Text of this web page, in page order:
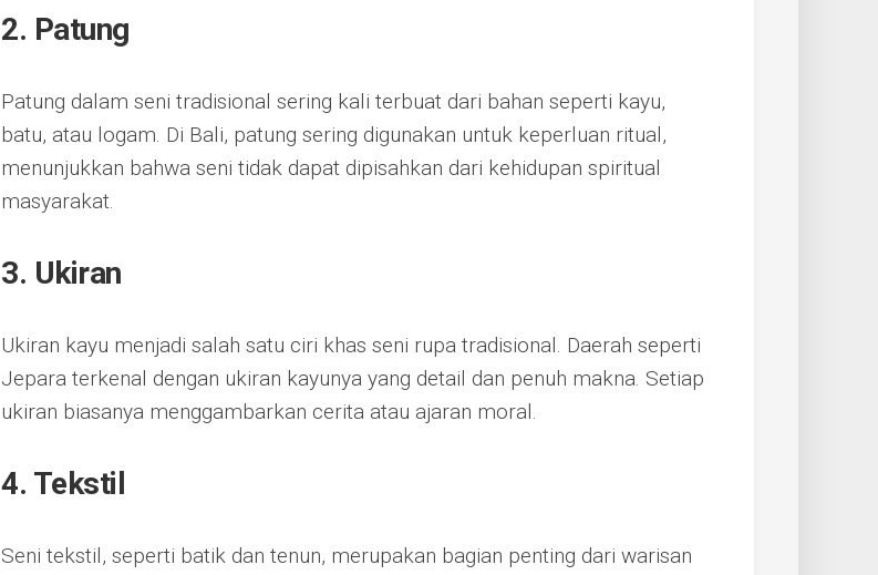
2. Patung
Patung dalam seni tradisional sering kali terbuat dari bahan seperti kayu,
batu, atau logam. Di Bali, patung sering digunakan untuk keperluan ritual,
menunjukkan bahwa seni tidak dapat dipisahkan dari kehidupan spiritual
masyarakat.
3. Ukiran
Ukiran kayu menjadi salah satu ciri khas seni rupa tradisional. Daerah seperti
Jepara terkenal dengan ukiran kayunya yang detail dan penuh makna. Setiap
ukiran biasanya menggambarkan cerita atau ajaran moral.
4. Tekstil
Seni tekstil, seperti batik dan tenun, merupakan bagian penting dari warisan